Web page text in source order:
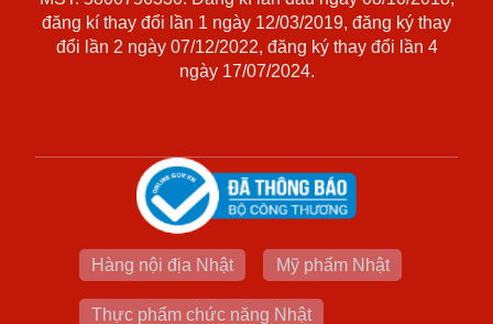
đăng kí thay đổi lần 1 ngày 12/03/2019, đăng ký thay
đổi lần 2 ngày 07/12/2022, đăng ký thay đổi lần 4
ngày 17/07/2024.
Hàng nội địa Nhật Mỹ phẩm Nhật
Thực phẩm chức năng Nhật